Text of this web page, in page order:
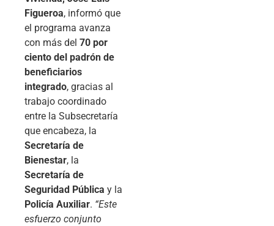
Figueroa, informó que
el programa avanza
con más del 70 por
ciento del padrón de
beneficiarios
integrado, gracias al
trabajo coordinado
entre la Subsecretaría
que encabeza, la
Secretaría de
Bienestar, la
Secretaría de
Seguridad Pública y la
Policía Auxiliar. “Este
esfuerzo conjunto